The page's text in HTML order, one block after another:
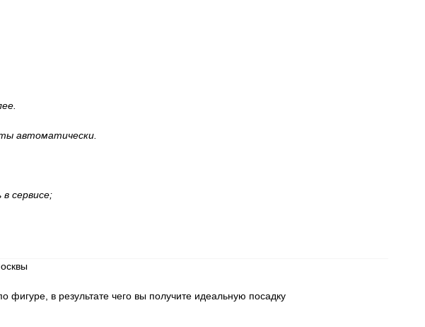
автоматически.
сервисе;
в результате чего вы получите идеальную посадку